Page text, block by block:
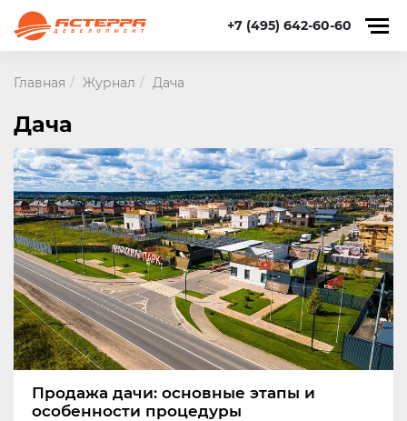
+7 (495) 642-60-60
Главная Журнал Дача
Дача
Продажа дачи: основные этапы и
особенности процедуры